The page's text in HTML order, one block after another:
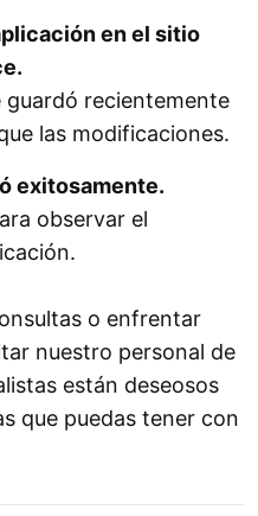
en el sitio
recientemente
las modificaciones.
exitosamente.
observar el
o enfrentar
nuestro personal de
están deseosos
que puedas tener con